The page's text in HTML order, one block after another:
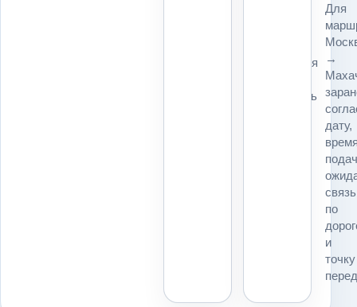
повреждения
возможность
Для
→
дату,
связь
по
и
точку